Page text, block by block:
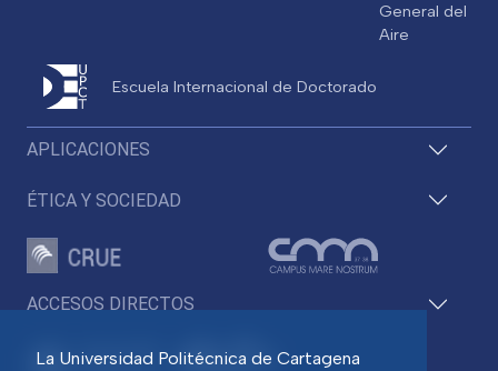
La Universidad Politécnica de Cartagena
ACCESOS DIRECTOS
APLICACIONES
ÉTICA Y SOCIEDAD
General del
Aire
Escuela Internacional de Doctorado